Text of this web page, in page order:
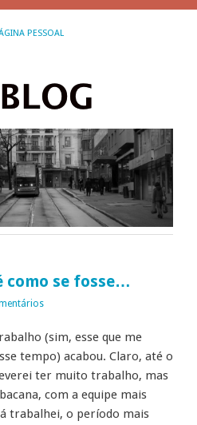
PESSOAL
como se fosse…
(sim, esse que me
tempo) acabou. Claro, até o
ter muito trabalho, mas
com a equipe mais
trabalhei, o período mais